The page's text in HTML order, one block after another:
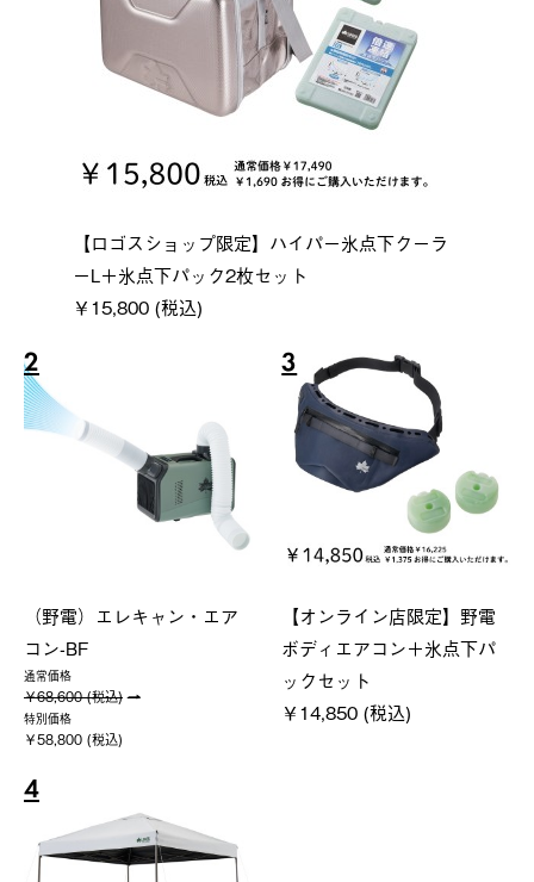
【ロゴスショップ限定】ハイパー氷点下クーラ
ーL＋氷点下パック2枚セット
￥15,800 (税込)
2
（野電）エレキャン・エア
コン-BF
通常価格
￥68,600 (税込)
特別価格
￥58,800 (税込)
3
【オンライン店限定】野電
ボディエアコン＋氷点下パ
ックセット
￥14,850 (税込)
4